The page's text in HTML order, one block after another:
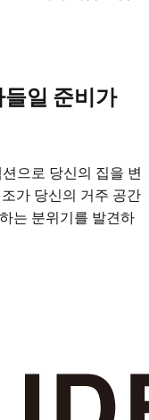
일 준비가
으로 당신의 집을 변
가 당신의 거주 공간
는 분위기를 발견하